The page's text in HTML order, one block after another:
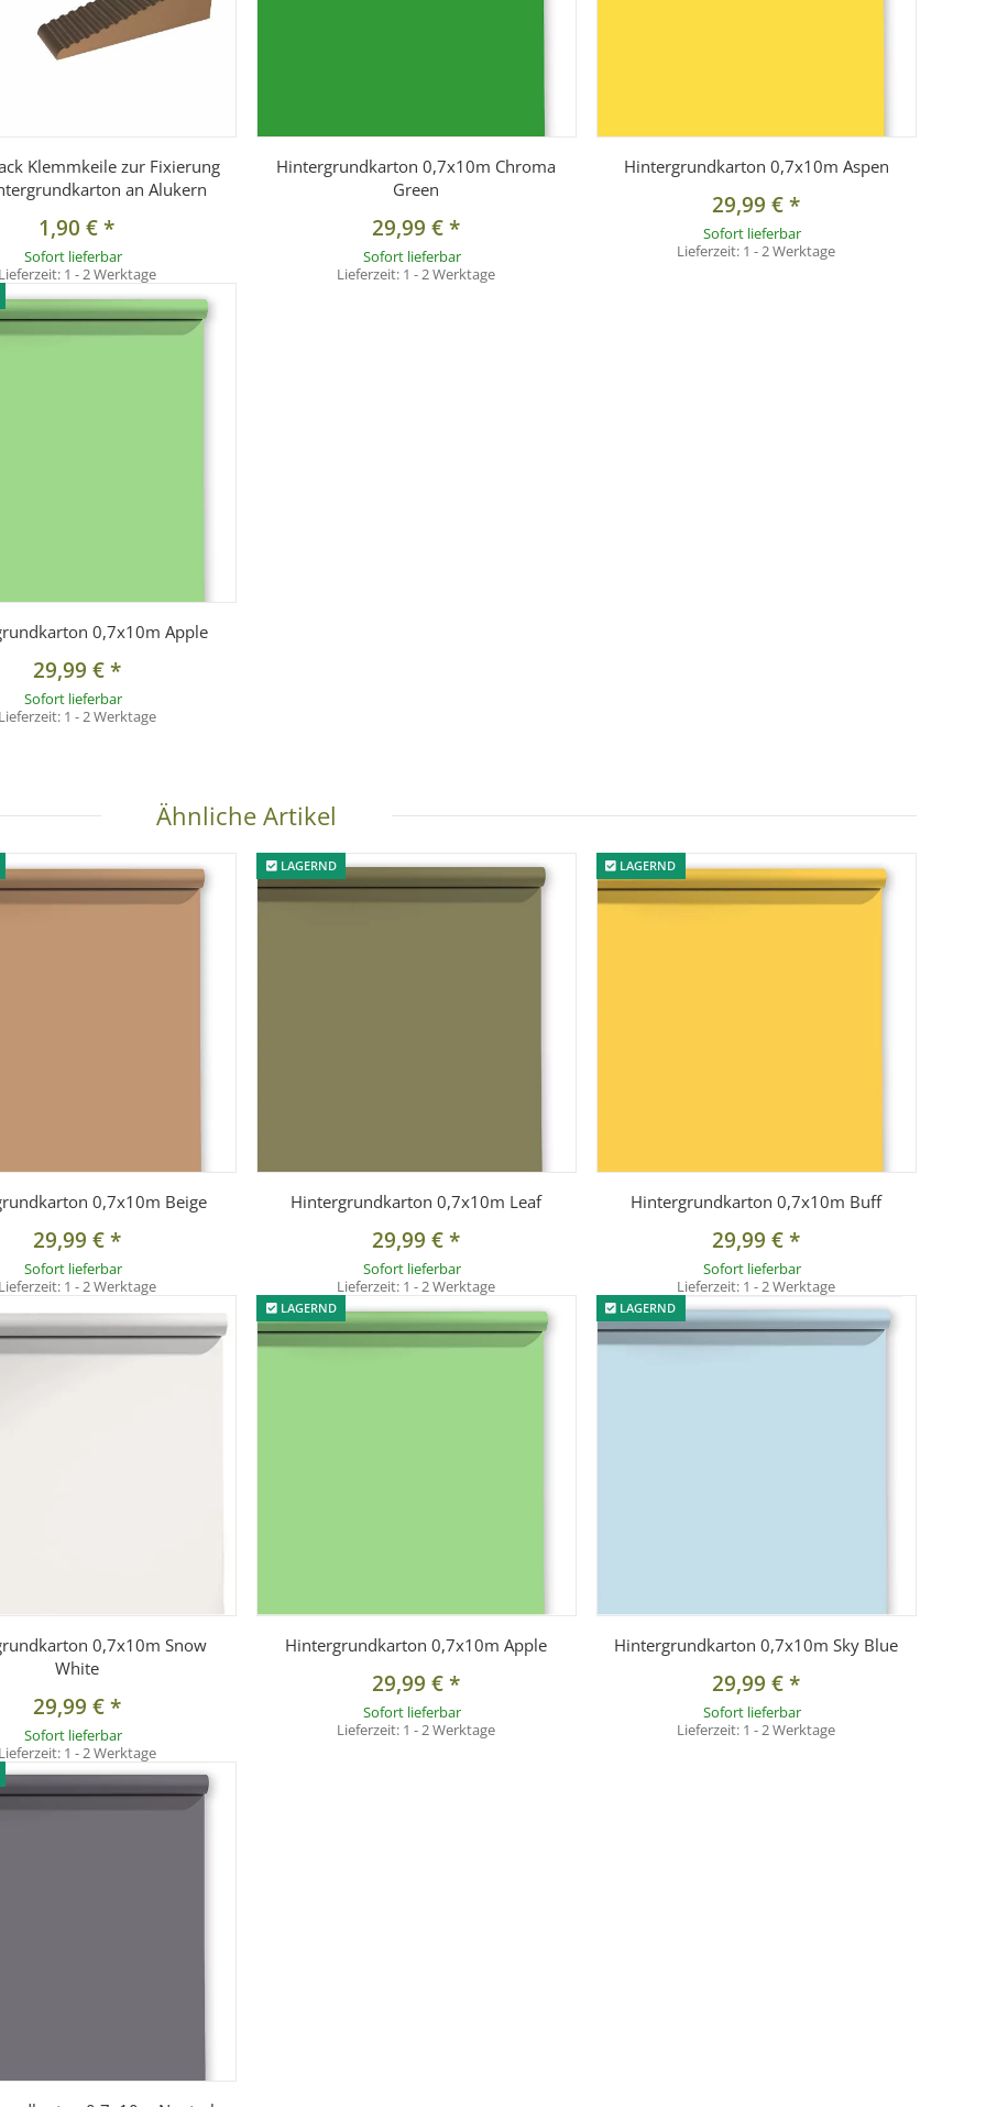
Klemmkeile zur Fixierung
an Alukern
1,90 €*
Sofort lieferbar
Lieferzeit: 1 - 2 Werktage
Hintergrundkarton 0,7x10m Chroma
Green
29,99 €*
Sofort lieferbar
Lieferzeit: 1 - 2 Werktage
Hintergrundkarton 0,7x10m Aspen
29,99 €*
Sofort lieferbar
Lieferzeit: 1 - 2 Werktage
0,7x10m Apple
29,99 €*
Sofort lieferbar
Lieferzeit: 1 - 2 Werktage
Ähnliche Artikel
0,7x10m Beige
29,99 €*
Sofort lieferbar
Lieferzeit: 1 - 2 Werktage
LAGERND
Hintergrundkarton 0,7x10m Leaf
29,99 €*
Sofort lieferbar
Lieferzeit: 1 - 2 Werktage
LAGERND
Hintergrundkarton 0,7x10m Buff
29,99 €*
Sofort lieferbar
Lieferzeit: 1 - 2 Werktage
0,7x10m Snow
White
29,99 €*
Sofort lieferbar
Lieferzeit: 1 - 2 Werktage
LAGERND
Hintergrundkarton 0,7x10m Apple
29,99 €*
Sofort lieferbar
Lieferzeit: 1 - 2 Werktage
LAGERND
Hintergrundkarton 0,7x10m Sky Blue
29,99 €*
Sofort lieferbar
Lieferzeit: 1 - 2 Werktage